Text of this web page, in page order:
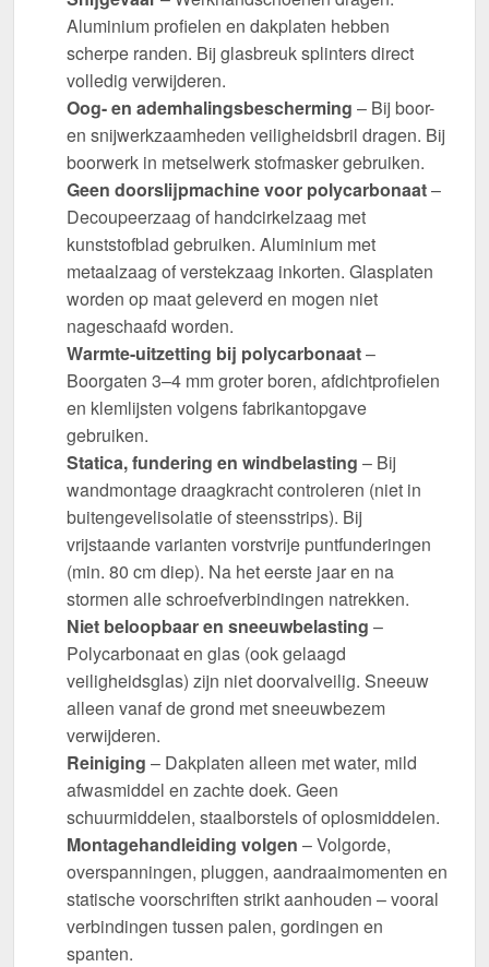
Aluminium profielen en dakplaten hebben
scherpe randen. Bij glasbreuk splinters direct
volledig verwijderen.
Oog- en ademhalingsbescherming – Bij boor-
en snijwerkzaamheden veiligheidsbril dragen. Bij
boorwerk in metselwerk stofmasker gebruiken.
Geen doorslijpmachine voor polycarbonaat–
Decoupeerzaag of handcirkelzaag met
kunststofblad gebruiken. Aluminium met
metaalzaag of verstekzaag inkorten. Glasplaten
worden op maat geleverd en mogen niet
nageschaafd worden.
Warmte-uitzetting bij polycarbonaat–
Boorgaten 3–4 mm groter boren, afdichtprofielen
en klemlijsten volgens fabrikantopgave
gebruiken.
Statica, fundering en windbelasting – Bij
wandmontage draagkracht controleren (niet in
buitengevelisolatie of steensstrips). Bij
vrijstaande varianten vorstvrije puntfunderingen
(min. 80 cm diep). Na het eerste jaar en na
stormen alle schroefverbindingen natrekken.
Niet beloopbaar en sneeuwbelasting –
Polycarbonaat en glas (ook gelaagd
veiligheidsglas) zijn niet doorvalveilig. Sneeuw
alleen vanaf de grond met sneeuwbezem
verwijderen.
Reiniging – Dakplaten alleen met water, mild
afwasmiddel en zachte doek. Geen
schuurmiddelen, staalborstels of oplosmiddelen.
Montagehandleiding volgen – Volgorde,
overspanningen, pluggen, aandraaimomenten en
statische voorschriften strikt aanhouden – vooral
verbindingen tussen palen, gordingen en
spanten.